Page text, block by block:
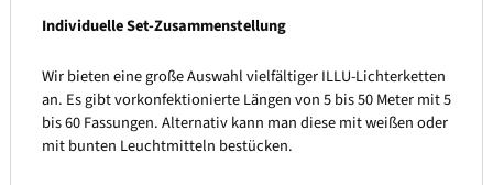
Individuelle Set-Zusammenstellung
Wir bieten eine große Auswahl vielfältiger ILLU-Lichterketten
an. Es gibt vorkonfektionierte Längen von 5 bis 50 Meter mit 5
bis 60 Fassungen. Alternativ kann man diese mit weißen oder
mit bunten Leuchtmitteln bestücken.